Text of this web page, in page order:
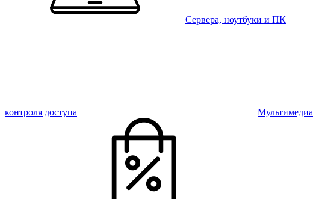
Сервера, ноутбуки и ПК
контроля доступа Мультимедиа